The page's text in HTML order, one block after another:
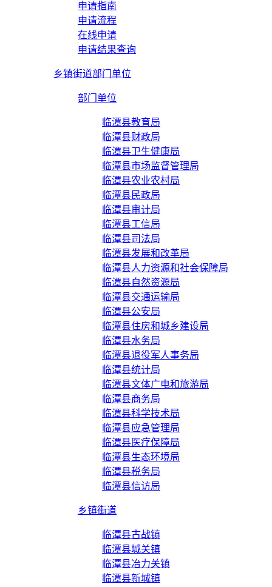
申请指南
申请流程
在线申请
申请结果查询
乡镇街道部门单位
部门单位
临潭县教育局
临潭县财政局
临潭县卫生健康局
临潭县市场监督管理局
临潭县农业农村局
临潭县民政局
临潭县审计局
临潭县工信局
临潭县司法局
临潭县发展和改革局
临潭县人力资源和社会保障局
临潭县自然资源局
临潭县交通运输局
临潭县公安局
临潭县住房和城乡建设局
临潭县水务局
临潭县退役军人事务局
临潭县统计局
临潭县文体广电和旅游局
临潭县商务局
临潭县科学技术局
临潭县应急管理局
临潭县医疗保障局
临潭县生态环境局
临潭县税务局
临潭县信访局
乡镇街道
临潭县古战镇
临潭县城关镇
临潭县冶力关镇
临潭县新城镇